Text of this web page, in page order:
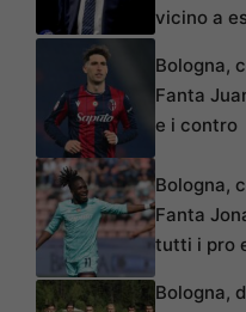
vicino a
Bologna,
Fanta
e i contro
Bologna,
Fanta
tutti i pro
Bologna,